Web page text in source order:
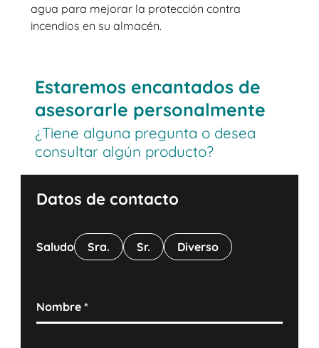
agua para mejorar la protección contra
incendios en su almacén.
Estaremos encantados de
asesorarle personalmente
¿Tiene alguna pregunta o desea
consultar algún producto?
Datos de contacto
Saludo Sra. Sr. Diverso
Nombre*